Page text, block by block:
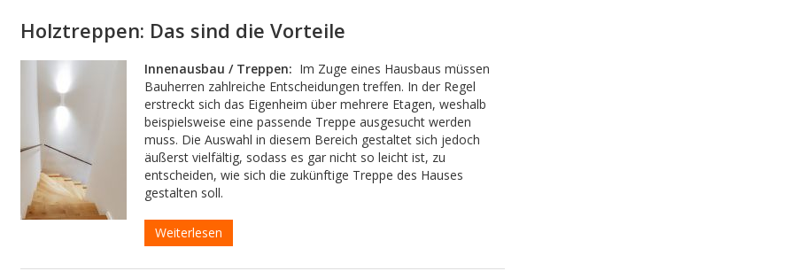
Holztreppen: Das sind die Vorteile
Innenausbau / Treppen: Im Zuge eines Hausbaus müssen
Bauherren zahlreiche Entscheidungen treffen. In der Regel
erstreckt sich das Eigenheim über mehrere Etagen, weshalb
beispielsweise eine passende Treppe ausgesucht werden
muss. Die Auswahl in diesem Bereich gestaltet sich jedoch
äußerst vielfältig, sodass es gar nicht so leicht ist, zu
entscheiden, wie sich die zukünftige Treppe des Hauses
gestalten soll.
Weiterlesen